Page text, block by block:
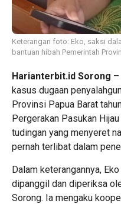
Keterangan foto: Eko, saksi
bantuan hibah Pemerintah
Harianterbit.id Sorong –
kasus dugaan
Provinsi Papua Barat
Pergerakan Pasukan
tudingan yang menyeret
pernah terlibat dalam
Dalam keterangannya,
dipanggil dan diperiksa
Sorong. Ia mengaku